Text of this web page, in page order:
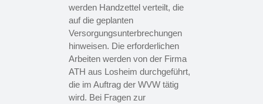
werden Handzettel verteilt, die
auf die geplanten
Versorgungsunterbrechungen
hinweisen. Die erforderlichen
Arbeiten werden von der Firma
ATH aus Losheim durchgeführt,
die im Auftrag der WVW tätig
wird. Bei Fragen zur